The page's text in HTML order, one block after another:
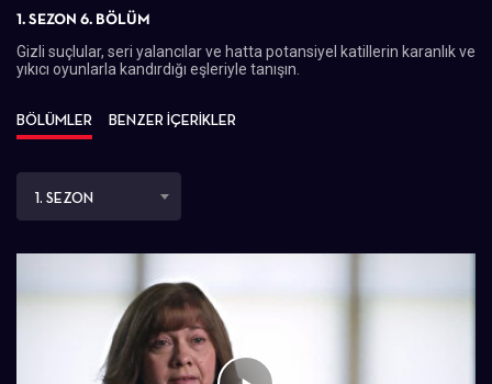
1. SEZON 6. BÖLÜM
Gizli suçlular, seri yalancılar ve hatta potansiyel katillerin karanlık ve
yıkıcı oyunlarla kandırdığı eşleriyle tanışın.
BÖLÜMLER BENZER İÇERİKLER
1. SEZON